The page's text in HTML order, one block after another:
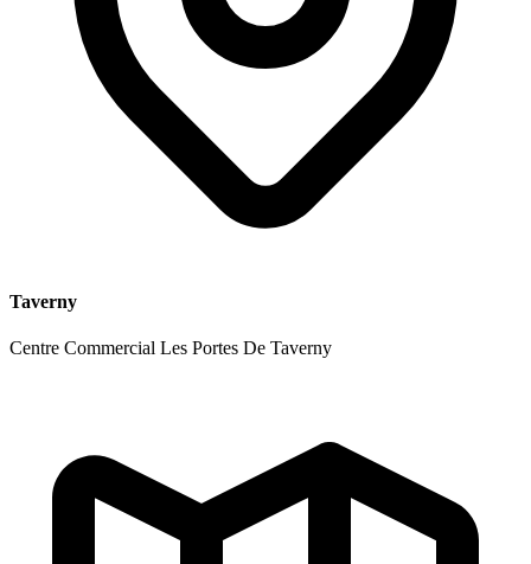
Taverny
Centre Commercial Les Portes De Taverny